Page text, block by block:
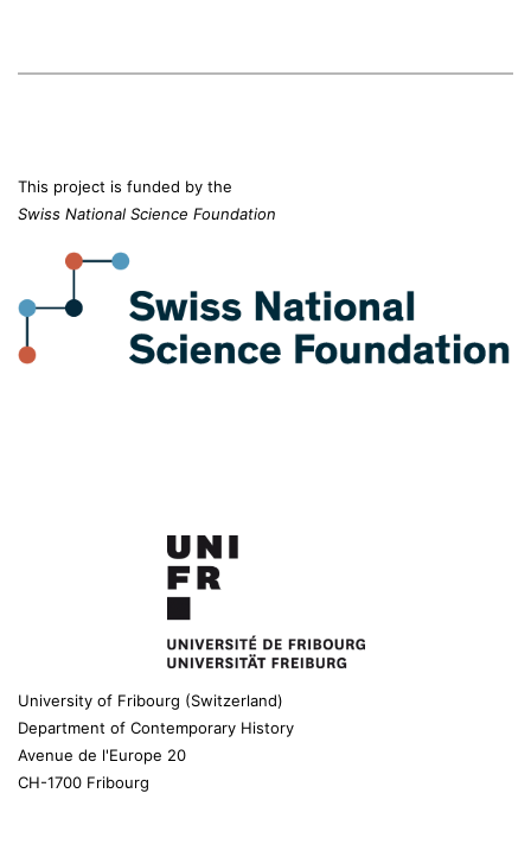
This project is funded by the
Swiss National Science Foundation
University of Fribourg (Switzerland)
Department of Contemporary History
Avenue de l'Europe 20
CH-1700 Fribourg